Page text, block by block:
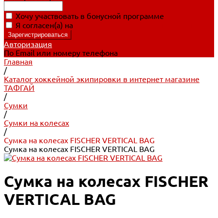
Хочу участвовать в бонусной программе
Я согласен(а) на
Авторизация
По Email или номеру телефона
Главная
/
Каталог хоккейной экипировки в интернет магазине
ТАФГАЙ
/
Сумки
/
Сумки на колесах
/
Сумка на колесах FISCHER VERTICAL BAG
Сумка на колесах FISCHER VERTICAL BAG
Сумка на колесах FISCHER
VERTICAL BAG